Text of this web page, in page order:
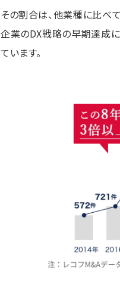
その割合は、他業種に比べ
企業のDX戦略の早期達成
ています。